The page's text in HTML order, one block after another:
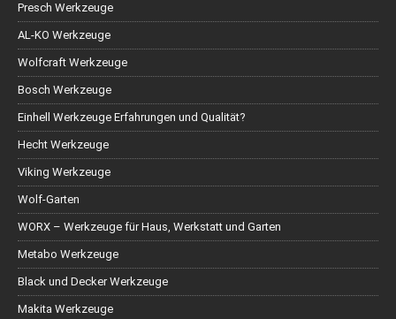
Presch Werkzeuge
AL-KO Werkzeuge
Wolfcraft Werkzeuge
Bosch Werkzeuge
Einhell Werkzeuge Erfahrungen und Qualität?
Hecht Werkzeuge
Viking Werkzeuge
Wolf-Garten
WORX – Werkzeuge für Haus, Werkstatt und Garten
Metabo Werkzeuge
Black und Decker Werkzeuge
Makita Werkzeuge